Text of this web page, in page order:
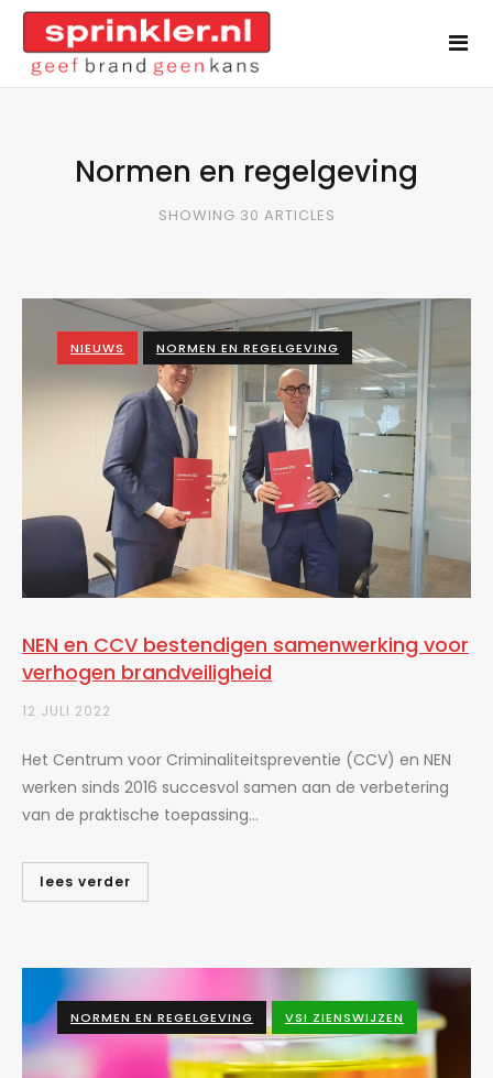
Normen en regelgeving
SHOWING 30 ARTICLES
NIEUWS NORMEN EN REGELGEVING
NEN en CCV bestendigen samenwerking voor
verhogen brandveiligheid
12 JULI 2022
Het Centrum voor Criminaliteitspreventie (CCV) en NEN
werken sinds 2016 succesvol samen aan de verbetering
van de praktische toepassing...
lees verder
NORMEN EN REGELGEVING VSI ZIENSWIJZEN